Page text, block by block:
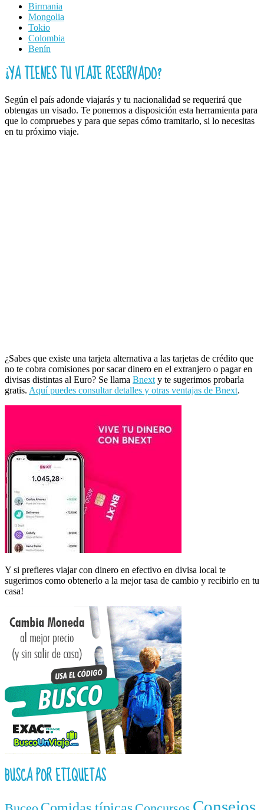
Birmania
Mongolia
Tokio
Colombia
Benín
¿YA TIENES TU VIAJE RESERVADO?
Según el país adonde viajarás y tu nacionalidad se requerirá que
obtengas un visado. Te ponemos a disposición esta herramienta para
que lo compruebes y para que sepas cómo tramitarlo, si lo necesitas
en tu próximo viaje.
¿Sabes que existe una tarjeta alternativa a las tarjetas de crédito que
no te cobra comisiones por sacar dinero en el extranjero o pagar en
divisas distintas al Euro? Se llama Bnext y te sugerimos probarla
gratis. Aquí puedes consultar detalles y otras ventajas de Bnext.
Y si prefieres viajar con dinero en efectivo en divisa local te
sugerimos como obtenerlo a la mejor tasa de cambio y recibirlo en tu
casa!
BUSCA POR ETIQUETAS